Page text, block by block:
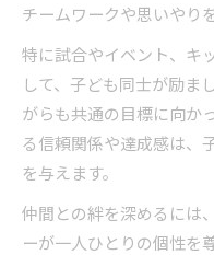
チームワークや思いやり
特に試合やイベント、キ
して、子ども同士が励ま
がらも共通の目標に向か
る信頼関係や達成感は、
を与えます。
仲間との絆を深めるには
ーが一人ひとりの個性を